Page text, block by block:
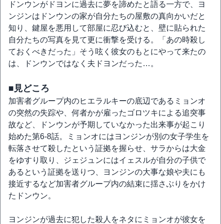
ドンウンがドヨンに過去に夢を諦めたと語る一方で、ヨ
ンジンはドンウンの家が自分たちの屋敷の真向かいだと
知り、鍵屋を悪用して部屋に忍び込むと、壁に貼られた
自分たちの写真を見て更に衝撃を受ける。「あの時殺し
ておくべきだった」そう呟く彼女のもとにやって来たの
は、ドンウンではなく夫ドヨンだった…。
■見どころ
加害者グループ内のヒエラルキーの底辺であるミョンオ
の突然の失踪や、何者かが雇ったゴロツキによる追突事
故など、ドンウンが予期していなかった出来事が起こり
始めた第6-8話。ミョンオにはヨンジンが別の女子学生を
転落させて殺したという証拠を握らせ、サラからは大金
をゆすり取り、ジェジュンにはイェスルが自分の子供で
あるという証拠を送りつ、ヨンジンの大事な娘や夫にも
接近するなど加害者グループ内の結束に揺さぶりをかけ
たドンウン。
ヨンジンが過去に犯した殺人をネタにミョンオが彼女を